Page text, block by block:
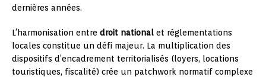
dernières années.
L’harmonisation entre droit national et réglementations
locales constitue un défi majeur. La multiplication des
dispositifs d’encadrement territorialisés (loyers, locations
touristiques, fiscalité) crée un patchwork normatif complexe